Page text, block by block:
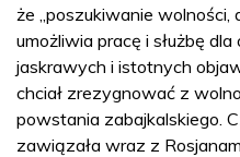
że „poszukiwanie
umożliwia pracę i służbę
jaskrawych i istotnych
chciał zrezygnować z
powstania zabajkalskiego.
zawiązała wraz z